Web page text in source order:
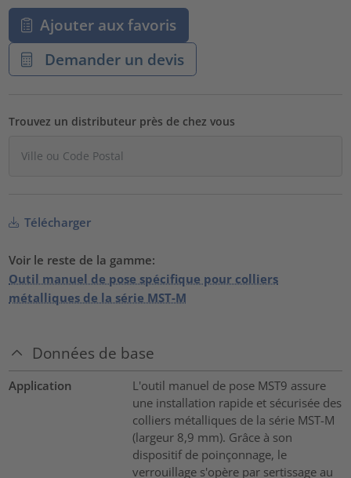
Ajouter aux favoris
Demander un devis
Trouvez un distributeur près de chez vous
Télécharger
Voir le reste de la gamme:
Outil manuel de pose spécifique pour colliers
métalliques de la série MST-M
Données de base
Application
L'outil manuel de pose MST9 assure
une installation rapide et sécurisée des
colliers métalliques de la série MST-M
(largeur 8,9 mm). Grâce à son
dispositif de poinçonnage, le
verrouillage s'opère par sertissage au